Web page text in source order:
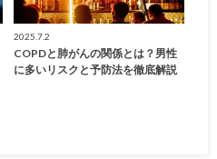
2025.7.2
COPDと肺がんの関係とは？男性
に多いリスクと予防法を徹底解説